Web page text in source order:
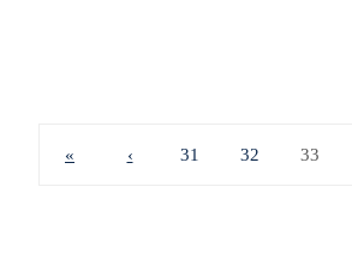
« ‹ 31 32 33